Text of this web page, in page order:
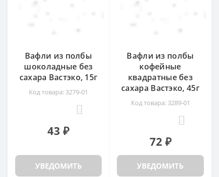
Вафли из полбы
шоколадные без
сахара Вастэко, 15г
Код товара: 3279-01
43 ₽
УВЕДОМИТЬ
Вафли из полбы
кофейные
квадратные без
сахара Вастэко, 45г
Код товара: 3289-01
72 ₽
УВЕДОМИТЬ